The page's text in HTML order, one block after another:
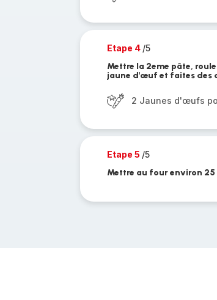
Etape 4 /5
Mettre la 2eme pâte,
jaune d'œuf et faites des
2 Jaunes d'œufs
Etape 5 /5
Mettre au four environ 25